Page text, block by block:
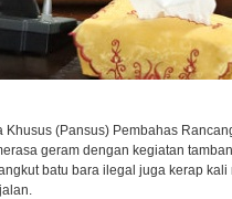
Khusus (Pansus) Pembahas
geram dengan kegiatan
batu bara ilegal juga kerap